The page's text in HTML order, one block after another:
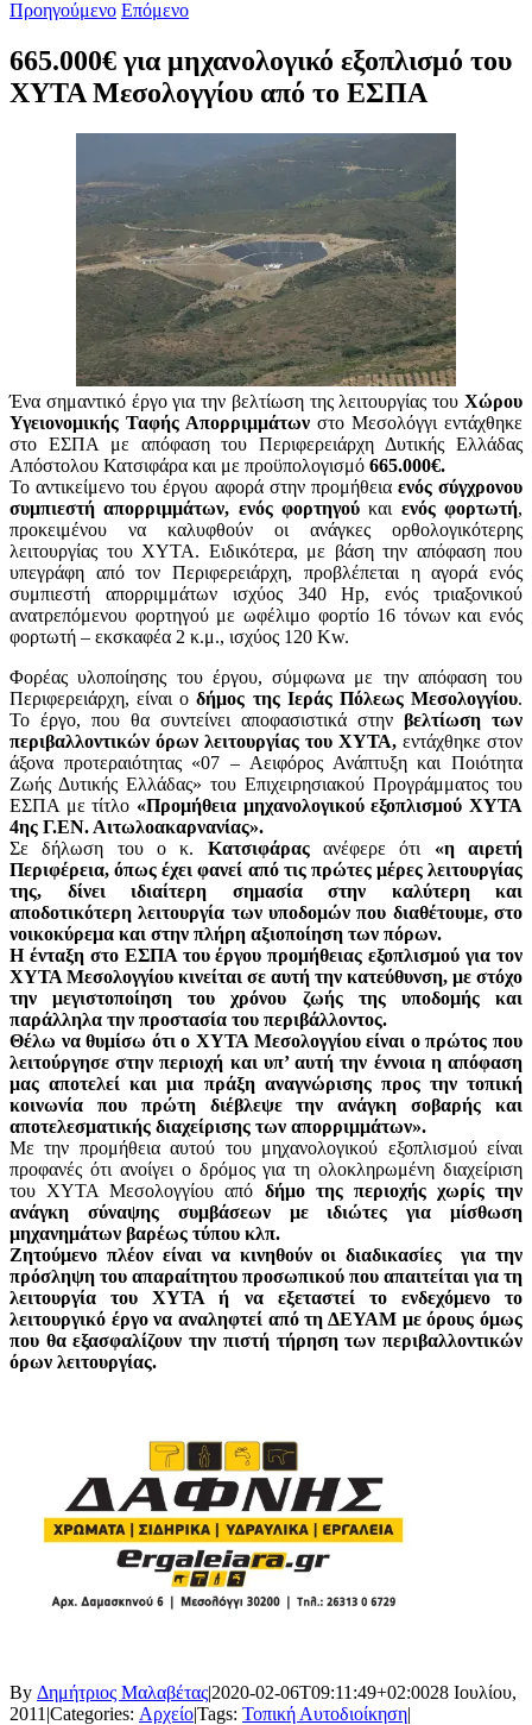
Προηγούμενο Επόμενο
665.000€ για μηχανολογικό εξοπλισμό του
ΧΥΤΑ Μεσολογγίου από το ΕΣΠΑ
Ένα σημαντικό έργο για την βελτίωση της λειτουργίας του Χώρου
Υγειονομικής Ταφής Απορριμμάτων στο Μεσολόγγι εντάχθηκε
στο ΕΣΠΑ με απόφαση του Περιφερειάρχη Δυτικής Ελλάδας
Απόστολου Κατσιφάρα και με προϋπολογισμό 665.000€.
Το αντικείμενο του έργου αφορά στην προμήθεια ενός σύγχρονου
συμπιεστή απορριμμάτων, ενός φορτηγού και ενός φορτωτή,
προκειμένου να καλυφθούν οι ανάγκες ορθολογικότερης
λειτουργίας του ΧΥΤΑ. Ειδικότερα, με βάση την απόφαση που
υπεγράφη από τον Περιφερειάρχη, προβλέπεται η αγορά ενός
συμπιεστή απορριμμάτων ισχύος 340 Hp, ενός τριαξονικού
ανατρεπόμενου φορτηγού με ωφέλιμο φορτίο 16 τόνων και ενός
φορτωτή – εκσκαφέα 2 κ.μ., ισχύος 120 Kw.
Φορέας υλοποίησης του έργου, σύμφωνα με την απόφαση του
Περιφερειάρχη, είναι οδήμος της Ιεράς Πόλεως Μεσολογγίου.
Το έργο, που θα συντείνει αποφασιστικά στην βελτίωση των
περιβαλλοντικών όρων λειτουργίας του ΧΥΤΑ, εντάχθηκε στον
άξονα προτεραιότητας «07 – Αειφόρος Ανάπτυξη και Ποιότητα
Ζωής Δυτικής Ελλάδας» του Επιχειρησιακού Προγράμματος του
ΕΣΠΑ με τίτλο «Προμήθεια μηχανολογικού εξοπλισμού ΧΥΤΑ
4ης Γ.ΕΝ. Αιτωλοακαρνανίας».
Σε δήλωση του ο κ. Κατσιφάραςανέφερε ότι «η αιρετή
Περιφέρεια, όπως έχει φανεί από τις πρώτες μέρες λειτουργίας
της, δίνει ιδιαίτερη σημασία στην καλύτερη και
αποδοτικότερη λειτουργία των υποδομών που διαθέτουμε, στο
νοικοκύρεμα και στην πλήρη αξιοποίηση των πόρων.
Η ένταξη στο ΕΣΠΑ του έργου προμήθειας εξοπλισμού για τον
ΧΥΤΑ Μεσολογγίου κινείται σε αυτή την κατεύθυνση, με στόχο
την μεγιστοποίηση του χρόνου ζωής της υποδομής και
παράλληλα την προστασία του περιβάλλοντος.
Θέλω να θυμίσω ότι ο ΧΥΤΑ Μεσολογγίου είναι ο πρώτος που
λειτούργησε στην περιοχή και υπ’ αυτή την έννοια η απόφαση
μας αποτελεί και μια πράξη αναγνώρισης προς την τοπική
κοινωνία που πρώτη διέβλεψε την ανάγκη σοβαρής και
αποτελεσματικής διαχείρισης των απορριμμάτων».
Με την προμήθεια αυτού του μηχανολογικού εξοπλισμού είναι
προφανές ότι ανοίγει ο δρόμος για τη ολοκληρωμένη διαχείριση
του ΧΥΤΑ Μεσολογγίου από δήμο της περιοχής χωρίς την
ανάγκη σύναψης συμβάσεων με ιδιώτες για μίσθωση
μηχανημάτων βαρέως τύπου κλπ.
Ζητούμενο πλέον είναι να κινηθούν οι διαδικασίες
για την
πρόσληψη του απαραίτητου προσωπικού που απαιτείται για τη
λειτουργία του ΧΥΤΑ ή να εξεταστεί το ενδεχόμενο το
λειτουργικό έργο να αναληφτεί από τη ΔΕΥΑΜ με όρους όμως
που θα εξασφαλίζουν την πιστή τήρηση των περιβαλλοντικών
όρων λειτουργίας.
By Δημήτριος Μαλαβέτας|2020-02-06T09:11:49+02:0028 Ιουλίου,
2011 |Categories: Αρχείο|Tags: Τοπική Αυτοδιοίκηση|